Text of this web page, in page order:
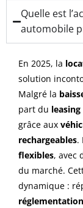
Quelle est
automobile
En 2025, la
solution
Malgré la
part du
grâce aux
rechargeables.
flexibles, avec
du marché.
dynamique :